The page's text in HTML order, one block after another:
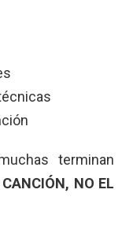
terminan
NO EL